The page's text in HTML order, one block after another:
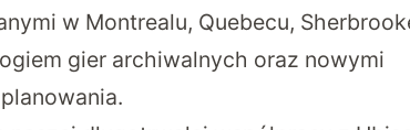
w Montrealu, Quebecu,
gier archiwalnych oraz nowymi